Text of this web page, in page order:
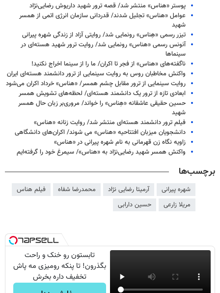
پوستر «هناس» منتشر شد/ قصه ترور شهید داریوش رضایی‌نژاد
عوامل «هناس» تجلیل شدند/ قدردانی سازمان انرژی اتمی از همسر
شهید
تیزر رسمی «هِناس» رونمایی شد/ روایتی آزاد از زندگی شهره پیرانی
آنونس رسمی «هناس» رونمایی شد/ روایت ترور شهید هسته‌ای در
سینماها
ناگفته‌های «هناس» از فجر تا اکران/ ما را از سینما اخراج نکنید!
واکنش مخاطبان روس به روایت سینمایی از ترور دانشمند هسته‌ای ایران
روایت سینمایی از ترور مقابل چشم همسر/ «هناس» خرداد اکران می‌شود
ابعادی تازه از ترور یک دانشمند هسته‌ای/ لحظه‌های تشویش همسر
حسین حقیقی عاشقانه «هِناس» را خواند/ مروری‌بر زبان حال همسر
شهید
فیلم ترور دانشمند هسته‌ای منتشر شد/ روایت زنانه «هناس»
دانشجویان میزبان افتتاحیه «هناس» می شوند/ اکران‌های دانشگاهی
زاویه نگاه زن قهرمانی به نام شهره پیرانی در «هناس»
واکنش همسر شهید رضایی‌نژاد به «هناس»/ سیمرغ خود را گرفته‌ایم
برچسب‌ها
شهره پیرانی آرمیتا رضایی نژاد محمدرضا شفاه
فیلم هناس
مریلا زارعی
حسین دارابی
تابستون رو خنک و راحت
بگذرون! تا پنکه رومیزی مه پاش
تخفیف داره بخرش